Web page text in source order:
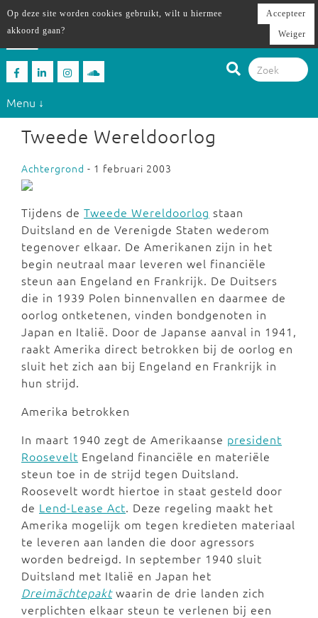
Menu ↓
Tweede Wereldoorlog
Achtergrond - 1 februari 2003
Tijdens de Tweede Wereldoorlog staan
Duitsland en de Verenigde Staten wederom
tegenover elkaar. De Amerikanen zijn in het
begin neutraal maar leveren wel financiële
steun aan Engeland en Frankrijk. De Duitsers
die in 1939 Polen binnenvallen en daarmee de
oorlog ontketenen, vinden bondgenoten in
Japan en Italië. Door de Japanse aanval in 1941,
raakt Amerika direct betrokken bij de oorlog en
sluit het zich aan bij Engeland en Frankrijk in
hun strijd.
Amerika betrokken
In maart 1940 zegt de Amerikaanse president
Roosevelt Engeland financiële en materiële
steun toe in de strijd tegen Duitsland.
Roosevelt wordt hiertoe in staat gesteld door
de Lend-Lease Act. Deze regeling maakt het
Amerika mogelijk om tegen kredieten materiaal
te leveren aan landen die door agressors
worden bedreigd. In september 1940 sluit
Duitsland met Italië en Japan het
Dreimächtepaktwaarin de drie landen zich
verplichten elkaar steun te verlenen bij een
Op deze site worden cookies gebruikt, wilt u hiermee
akkoord gaan?
Accepteer
Weiger